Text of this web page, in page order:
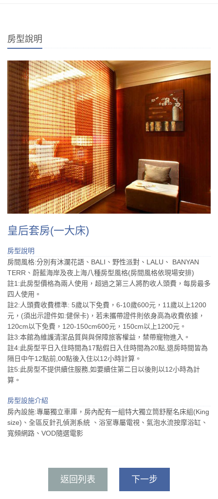
房型說明
皇后套房(一大床)
房型說明
房間風格:分別有沐瀾花語、BALI、野性派對、LALU、 BANYAN
TERR、蔚藍海岸及夜上海八種房型風格(房間風格依現場安排)
註1:此房型價格為兩人使用，超過之第三人將酌收人頭費，每房最多
四人使用。
註2:人頭費收費標準: 5歲以下免費，6-10歲600元，11歲以上1200
元，(須出示證件如:健保卡)，若未攜帶證件則依身高為收費依據，
120cm以下免費，120-150cm600元，150cm以上1200元。
註3:本館為維護清潔品質與與保障旅客權益，禁帶寵物進入。
註4:此房型平日入住時間為17點假日入住時間為20點,退房時間皆為
隔日中午12點前,00點後入住以12小時計算。
註5:此房型不提供續住服務,如要續住第二日以後則以12小時為計
算。
房型設施介紹
房內設施:專屬獨立車庫，房內配有一組特大獨立筒舒壓名床組(King
size)、全區反針孔偵測系統 、浴室專屬電視、氣泡水流按摩浴缸、
寬頻網路、VOD隨選電影
返回列表 下一步